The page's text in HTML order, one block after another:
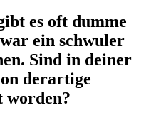
es oft dumme
ein schwuler
Sind in deiner
derartige
worden?